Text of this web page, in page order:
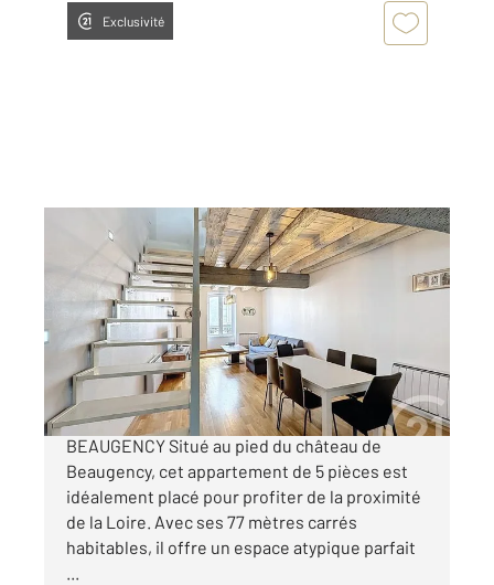
Exclusivité
BEAUGENCY 45
, 5 pièces
Ref : 1827
Appartement Triplex à vendre
159 900 €
EXCLUSIF CENTRE HISTORIQUE DE
BEAUGENCY Situé au pied du château de
Beaugency, cet appartement de 5 pièces est
idéalement placé pour profiter de la proximité
de la Loire. Avec ses 77 mètres carrés
habitables, il offre un espace atypique parfait
...